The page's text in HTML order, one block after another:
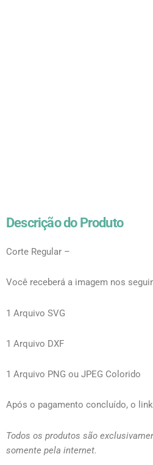
Descrição do Produto
Corte Regular –
Você receberá a imagem nos
1 Arquivo SVG
1 Arquivo DXF
1 Arquivo PNG ou JPEG Colorido
Após o pagamento concluído, o
Todos os produtos são
somente pela internet.